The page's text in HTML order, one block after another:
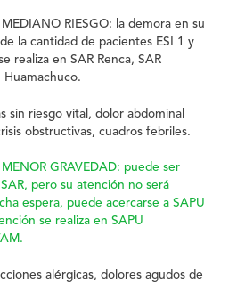
RIESGO: la demora en su
la cantidad de pacientes ESI 1
y
realiza en SAR Renca, SAR
Huamachuco.
sin riesgo vital, dolor abdominal
obstructivas, cuadros febriles.
GRAVEDAD: puede ser
pero su atención no será
espera, puede acercarse a SAPU
se realiza en SAPU
alérgicas, dolores agudos de